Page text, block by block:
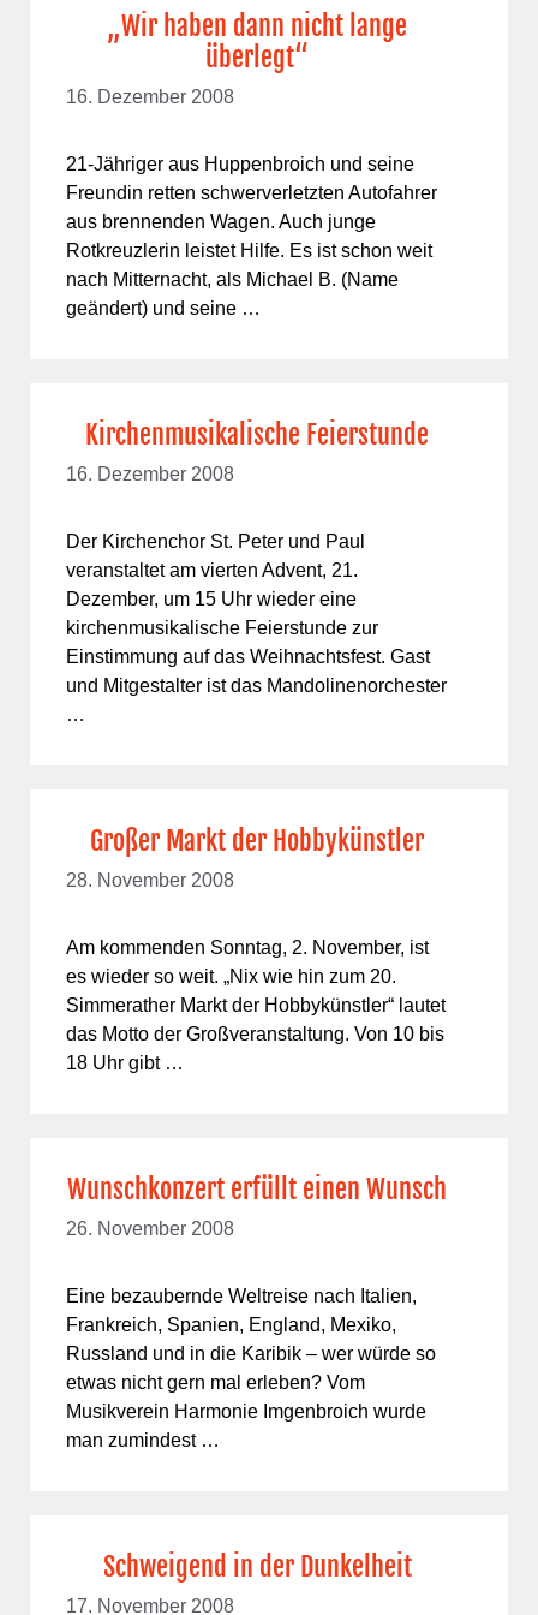
„Wir haben dann nicht lange
überlegt“
16. Dezember 2008
21-Jähriger aus Huppenbroich und seine
Freundin retten schwerverletzten Autofahrer
aus brennenden Wagen. Auch junge
Rotkreuzlerin leistet Hilfe. Es ist schon weit
nach Mitternacht, als Michael B. (Name
geändert) und seine …
Kirchenmusikalische Feierstunde
16. Dezember 2008
Der Kirchenchor St. Peter und Paul
veranstaltet am vierten Advent, 21.
Dezember, um 15 Uhr wieder eine
kirchenmusikalische Feierstunde zur
Einstimmung auf das Weihnachtsfest. Gast
und Mitgestalter ist das Mandolinenorchester
…
Großer Markt der Hobbykünstler
28. November 2008
Am kommenden Sonntag, 2. November, ist
es wieder so weit. „Nix wie hin zum 20.
Simmerather Markt der Hobbykünstler“ lautet
das Motto der Großveranstaltung. Von 10 bis
18 Uhr gibt …
Wunschkonzert erfüllt einen Wunsch
26. November 2008
Eine bezaubernde Weltreise nach Italien,
Frankreich, Spanien, England, Mexiko,
Russland und in die Karibik – wer würde so
etwas nicht gern mal erleben? Vom
Musikverein Harmonie Imgenbroich wurde
man zumindest …
Schweigend in der Dunkelheit
17. November 2008